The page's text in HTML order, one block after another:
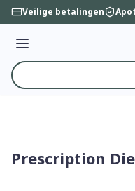
Ga naar de inhoud
Veilige betalingen
Menu
Product, merk,
Prescription